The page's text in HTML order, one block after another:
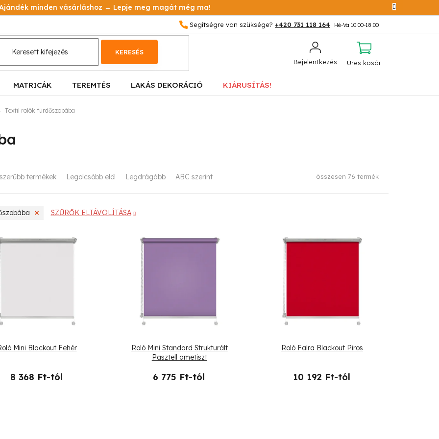
minden vásárláshoz → Lepje meg magát még ma!
+420 731 118 164
Bejelentkezés
KERESÉS
KOSÁR
Üres kosár
MATRICÁK TEREMTÉS LAKÁS DEKORÁCIÓ KIÁRUSÍTÁS!
Textil rolók fürdőszobába
termékek Legolcsóbb elöl Legdrágább ABC szerint összesen 76 termék
SZŰRŐK ELTÁVOLÍTÁSA
Mini Blackout Fehér
8 368 Ft-tól
Roló Mini Standard Strukturált
Pasztell ametiszt
6 775 Ft-tól
Roló Falra Blackout Piros
10 192 Ft-tól